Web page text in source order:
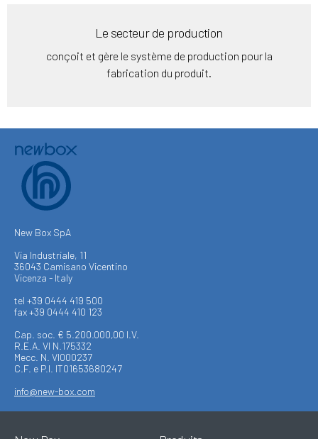
Le secteur de production
conçoit et gère le système de production pour la
fabrication du produit.
New Box SpA
Via Industriale, 11
36043 Camisano Vicentino
Vicenza - Italy
tel +39 0444 419 500
fax +39 0444 410 123
Cap. soc. € 5.200.000,00 I.V.
R.E.A. VI N.175332
Mecc. N. VI000237
C.F. e P.I. IT01653680247
info@new-box.com